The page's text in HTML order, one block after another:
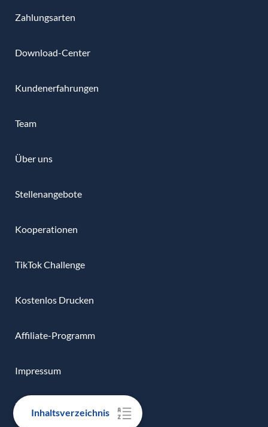
Inhaltsverzeichnis
Zahlungsarten
Download-Center
Kundenerfahrungen
Team
Über uns
Stellenangebote
Kooperationen
TikTok Challenge
Kostenlos Drucken
Affiliate-Programm
Impressum
Datenschutz